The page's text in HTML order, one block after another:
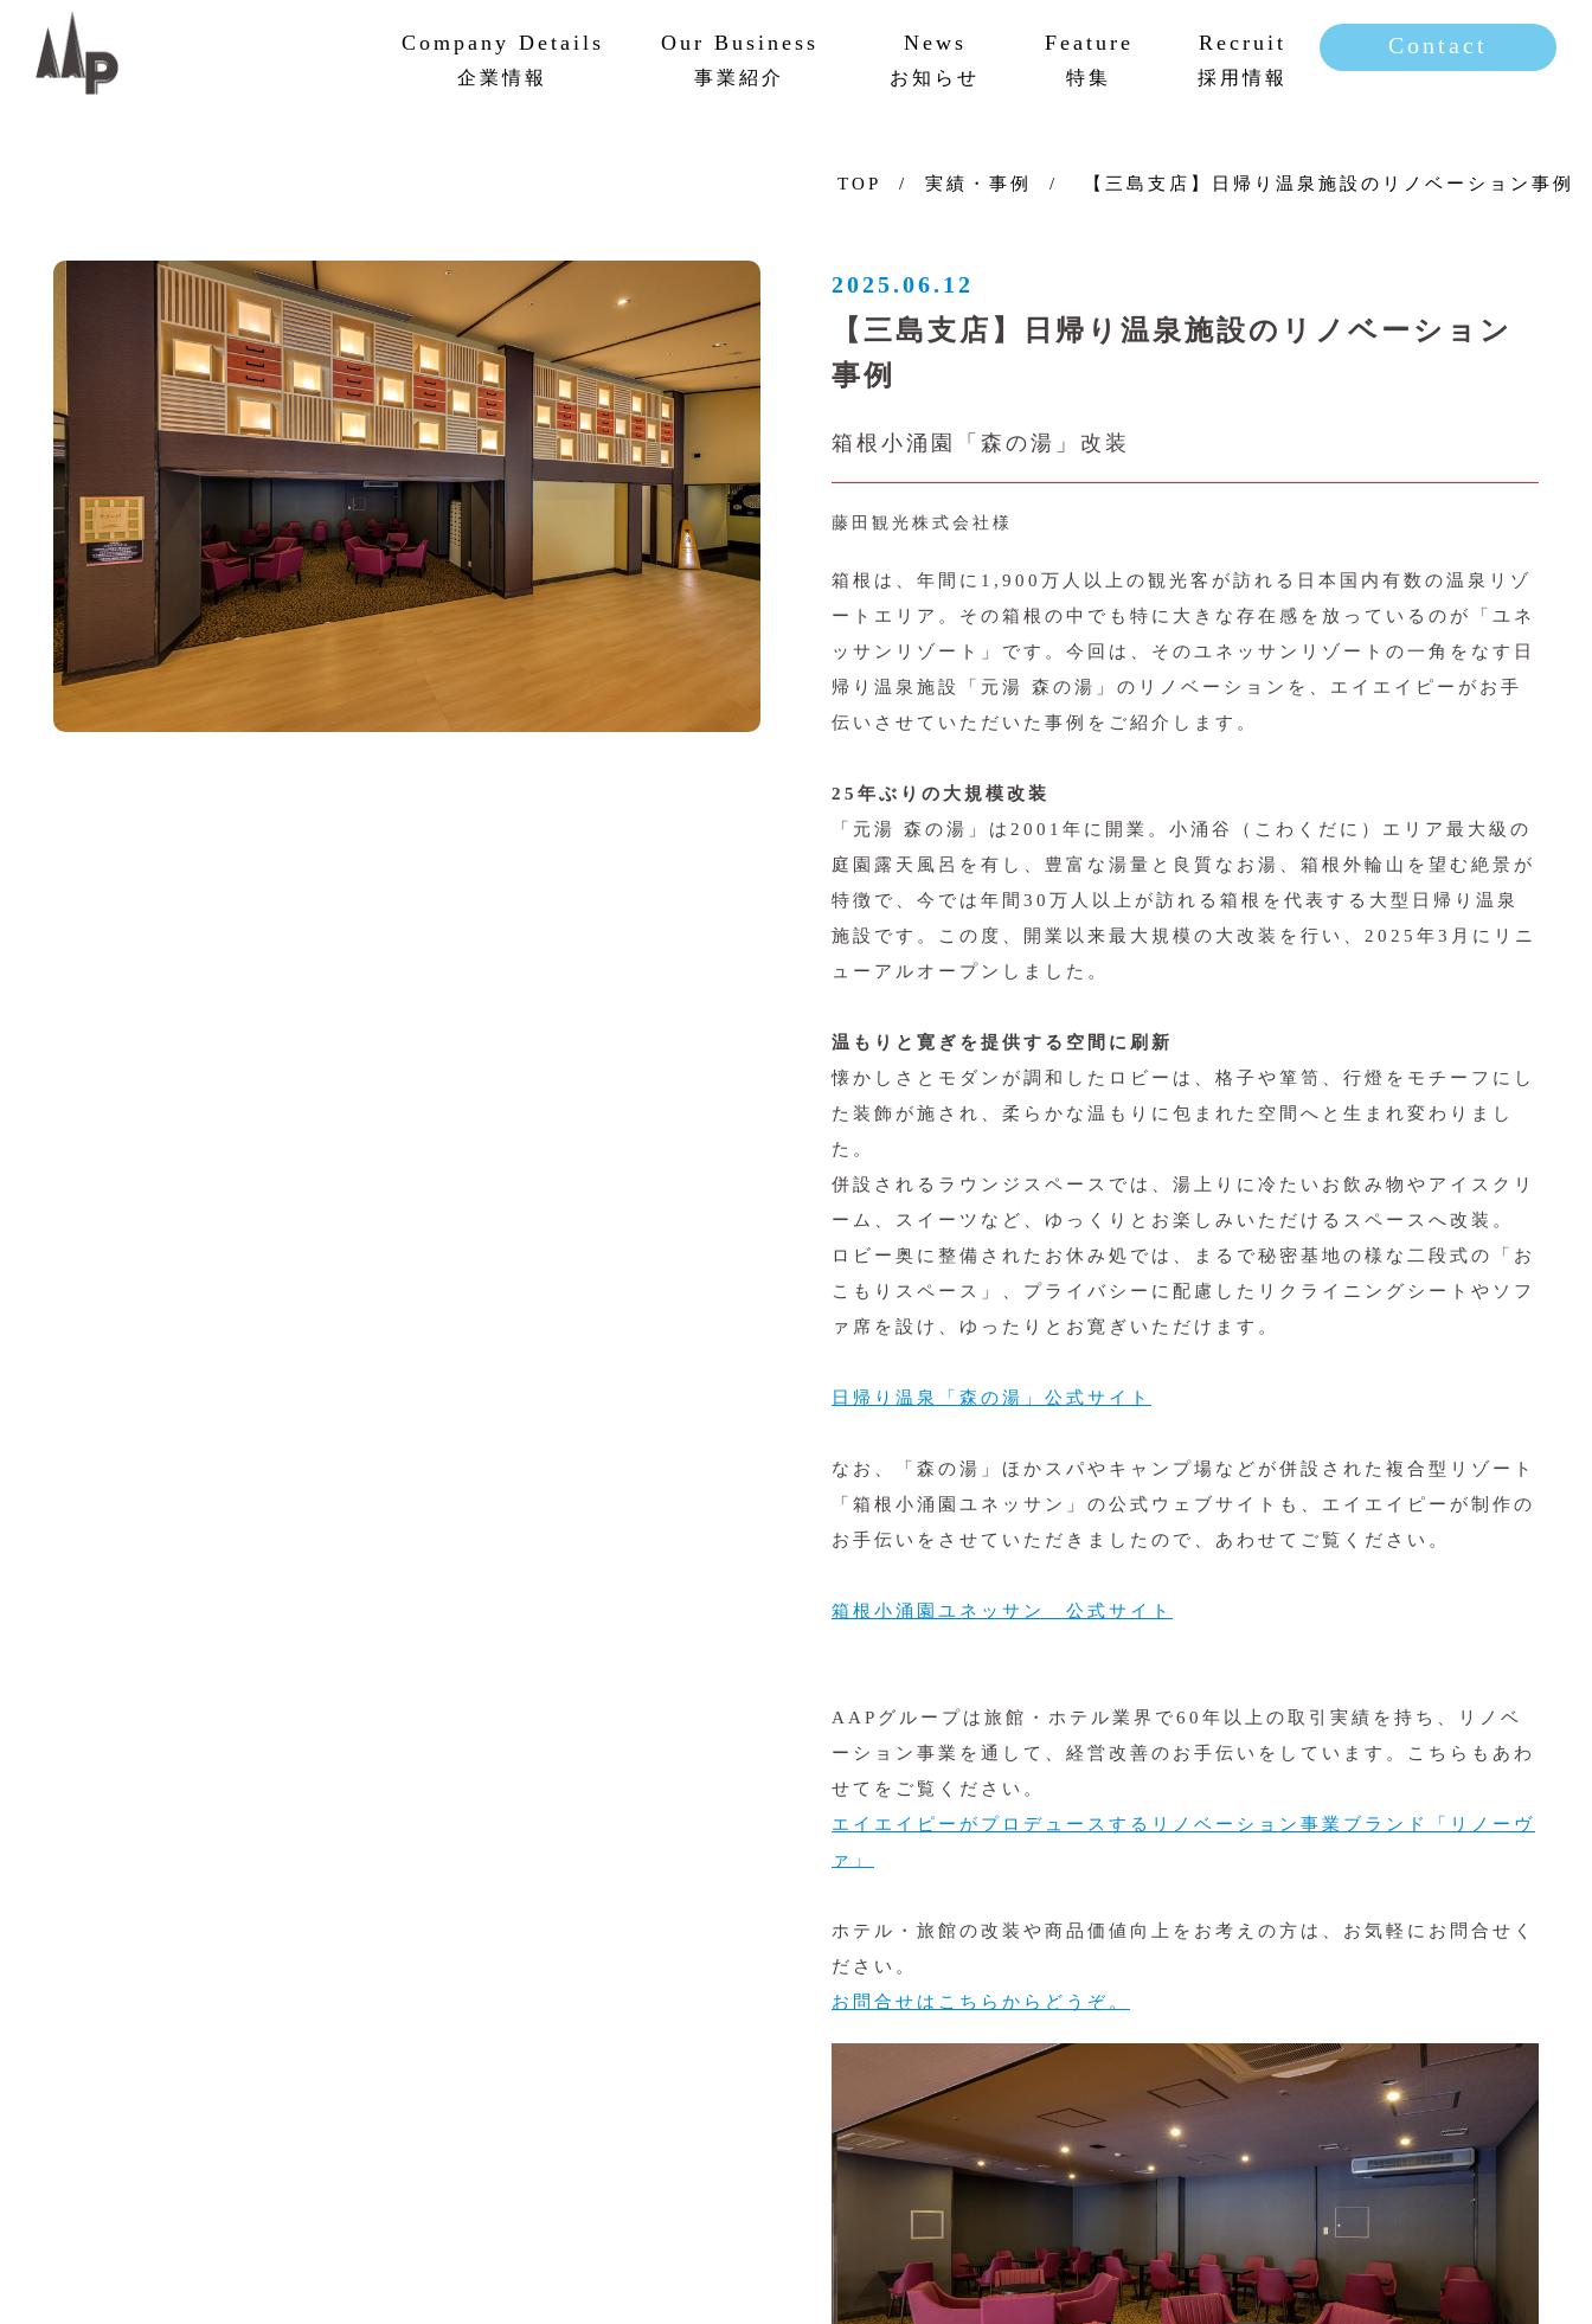
Company Details
企業情報
Our Business
事業紹介
News
お知らせ
Feature
特集
Recruit
採用情報
Contact
TOP 実績・事例 【三島支店】日帰り温泉施設のリノベーション事例
2025.06.12
【三島支店】日帰り温泉施設のリノベーション
事例
箱根小涌園「森の湯」改装
藤田観光株式会社様
箱根は、年間に1,900万人以上の観光客が訪れる日本国内有数の温泉リゾ
ートエリア。その箱根の中でも特に大きな存在感を放っているのが「ユネ
ッサンリゾート」です。今回は、そのユネッサンリゾートの一角をなす日
帰り温泉施設「元湯 森の湯」のリノベーションを、エイエイピーがお手
伝いさせていただいた事例をご紹介します。
25年ぶりの大規模改装
「元湯 森の湯」は2001年に開業。小涌谷（こわくだに）エリア最大級の
庭園露天風呂を有し、豊富な湯量と良質なお湯、箱根外輪山を望む絶景が
特徴で、今では年間30万人以上が訪れる箱根を代表する大型日帰り温泉
施設です。この度、開業以来最大規模の大改装を行い、2025年3月にリニ
ューアルオープンしました。
温もりと寛ぎを提供する空間に刷新
懐かしさとモダンが調和したロビーは、格子や箪笥、行燈をモチーフにし
た装飾が施され、柔らかな温もりに包まれた空間へと生まれ変わりまし
た。
併設されるラウンジスペースでは、湯上りに冷たいお飲み物やアイスクリ
ーム、スイーツなど、ゆっくりとお楽しみいただけるスペースへ改装。
ロビー奥に整備されたお休み処では、まるで秘密基地の様な二段式の「お
こもりスペース」、プライバシーに配慮したリクライニングシートやソフ
ァ席を設け、ゆったりとお寛ぎいただけます。
日帰り温泉「森の湯」公式サイト
なお、「森の湯」ほかスパやキャンプ場などが併設された複合型リゾート
「箱根小涌園ユネッサン」の公式ウェブサイトも、エイエイピーが制作の
お手伝いをさせていただきましたので、あわせてご覧ください。
箱根小涌園ユネッサン 公式サイト
AAPグループは旅館・ホテル業界で60年以上の取引実績を持ち、リノベ
ーション事業を通して、経営改善のお手伝いをしています。こちらもあわ
せてをご覧ください。
エイエイピーがプロデュースするリノベーション事業ブランド「リノーヴ
ァ」
ホテル・旅館の改装や商品価値向上をお考えの方は、お気軽にお問合せく
ださい。
お問合せはこちらからどうぞ。